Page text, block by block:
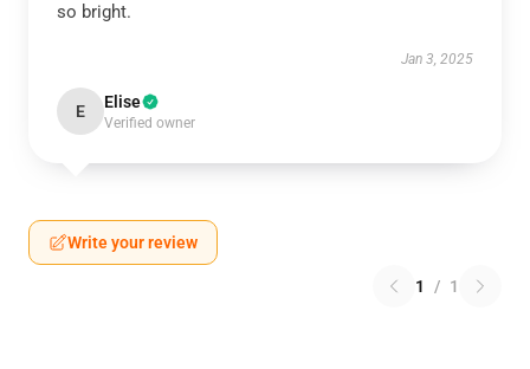
so bright.
Jan 3, 2025
E Elise
Verified owner
Write your review
1 / 1